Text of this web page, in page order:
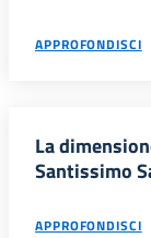
APPROFONDISCI
La
Santissimo
APPROFONDISCI